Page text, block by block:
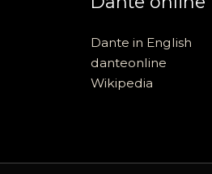
Dante in English
danteonline
Wikipedia